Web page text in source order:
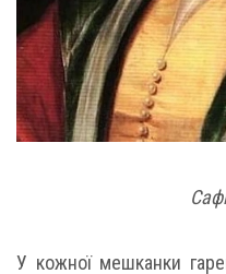
У кожної мешканки